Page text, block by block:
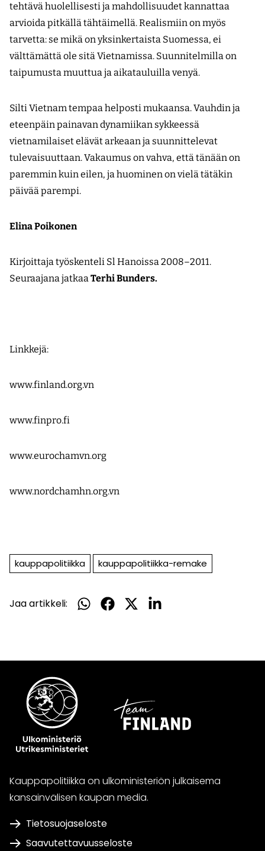
tehtävä huolellisesti ja mahdollisuudet kannattaa
arvioida pitkällä tähtäimellä. Realismiin on myös
tarvetta: se mikä on yksinkertaista Suomessa, ei
välttämättä ole sitä Vietnamissa. Suunnitelmilla on
taipumusta muuttua ja aikatauluilla venyä.
Silti Vietnam tempaa helposti mukaansa. Vauhdin ja
eteenpäin painavan dynamiikan sykkeessä
vietnamilaiset elävät arkeaan ja suunnittelevat
tulevaisuuttaan. Vakaumus on vahva, että tänään on
paremmin kuin eilen, ja huominen on vielä tätäkin
päivää parempi.
Elina Poikonen
Kirjoittaja työskenteli Sl Hanoissa 2008–2011.
Seuraajana jatkaaTerhi Bunders.
Linkkejä:
www.finland.org.vn
www.finpro.fi
www.eurochamvn.org
www.nordchamhn.org.vn
kauppapolitiikka kauppapolitiikka-remake
Jaa artikkeli:
Jaa
Jaa
Jaa
Jaa
Kauppapolitiikka on ulkoministeriön julkaisema
kansainvälisen kaupan media.
Tietosuojaseloste
Saavutettavuusseloste